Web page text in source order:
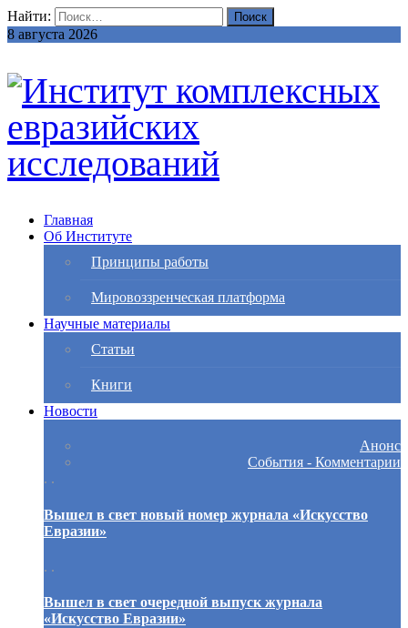
Найти:
8 августа 2026
Главная
Об Институте
Принципы работы
Мировоззренческая платформа
Научные материалы
Статьи
Книги
Новости
Анонс
События - Комментарии
. .
Вышел в свет новый номер журнала «Искусство
Евразии»
. .
Вышел в свет очередной выпуск журнала
«Искусство Евразии»